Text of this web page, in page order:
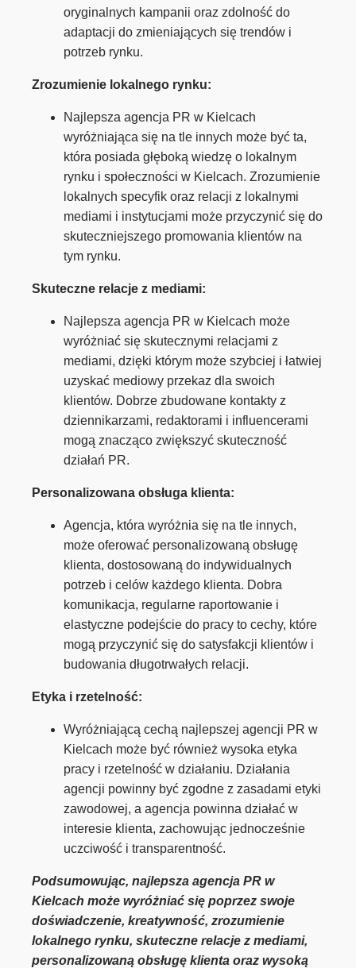
oryginalnych kampanii oraz zdolność do
adaptacji do zmieniających się trendów i
potrzeb rynku.
Zrozumienie lokalnego rynku:
Najlepsza agencja PR w Kielcach
wyróżniająca się na tle innych może być ta,
która posiada głęboką wiedzę o lokalnym
rynku i społeczności w Kielcach. Zrozumienie
lokalnych specyfik oraz relacji z lokalnymi
mediami i instytucjami może przyczynić się do
skuteczniejszego promowania klientów na
tym rynku.
Skuteczne relacje z mediami:
Najlepsza agencja PR w Kielcach może
wyróżniać się skutecznymi relacjami z
mediami, dzięki którym może szybciej i łatwiej
uzyskać mediowy przekaz dla swoich
klientów. Dobrze zbudowane kontakty z
dziennikarzami, redaktorami i influencerami
mogą znacząco zwiększyć skuteczność
działań PR.
Personalizowana obsługa klienta:
Agencja, która wyróżnia się na tle innych,
może oferować personalizowaną obsługę
klienta, dostosowaną do indywidualnych
potrzeb i celów każdego klienta. Dobra
komunikacja, regularne raportowanie i
elastyczne podejście do pracy to cechy, które
mogą przyczynić się do satysfakcji klientów i
budowania długotrwałych relacji.
Etyka i rzetelność:
Wyróżniającą cechą najlepszej agencji PR w
Kielcach może być również wysoka etyka
pracy i rzetelność w działaniu. Działania
agencji powinny być zgodne z zasadami etyki
zawodowej, a agencja powinna działać w
interesie klienta, zachowując jednocześnie
uczciwość i transparentność.
Podsumowując, najlepsza agencja PR w
Kielcach może wyróżniać się poprzez swoje
doświadczenie, kreatywność, zrozumienie
lokalnego rynku, skuteczne relacje z mediami,
personalizowaną obsługę klienta oraz wysoką